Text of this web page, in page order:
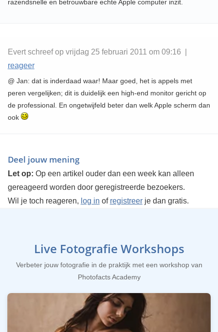
razendsnelle en betrouwbare echte Apple computer inzit.
Evert schreef op vrijdag 25 februari 2011 om 09:16 |
reageer
@ Jan: dat is inderdaad waar! Maar goed, het is appels met
peren vergelijken; dit is duidelijk een high-end monitor gericht op
de professional. En ongetwijfeld beter dan welk Apple scherm dan
ook
Deel jouw mening
Let op: Op een artikel ouder dan een week kan alleen
gereageerd worden door geregistreerde bezoekers.
Wil je toch reageren, log in of registreerje dan gratis.
Live Fotografie Workshops
Verbeter jouw fotografie in de praktijk met een workshop van
Photofacts Academy